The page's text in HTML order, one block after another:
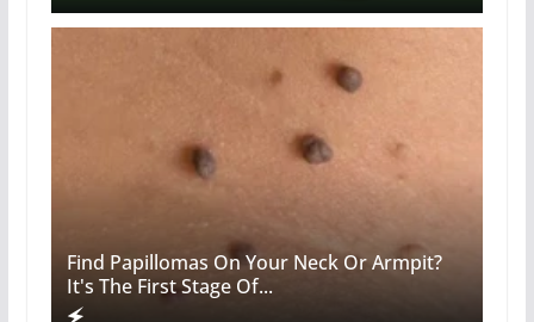
Find Papillomas On Your Neck Or Armpit?
It's The First Stage Of...